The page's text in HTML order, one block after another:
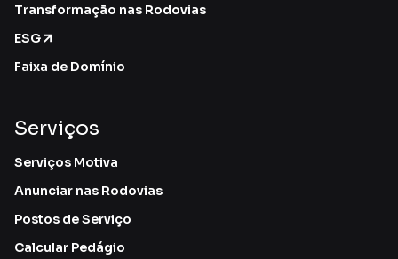
Transformação nas Rodovias
ESG
Faixa de Domínio
Serviços
Serviços Motiva
Anunciar nas Rodovias
Postos de Serviço
Calcular Pedágio